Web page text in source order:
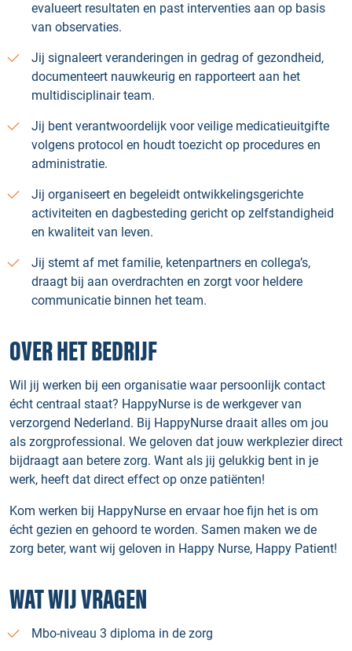
evalueert resultaten en past interventies aan op basis
van observaties.
Jij signaleert veranderingen in gedrag of gezondheid,
documenteert nauwkeurig en rapporteert aan het
multidisciplinair team.
Jij bent verantwoordelijk voor veilige medicatieuitgifte
volgens protocol en houdt toezicht op procedures en
administratie.
Jij organiseert en begeleidt ontwikkelingsgerichte
activiteiten en dagbesteding gericht op zelfstandigheid
en kwaliteit van leven.
Jij stemt af met familie, ketenpartners en collega’s,
draagt bij aan overdrachten en zorgt voor heldere
communicatie binnen het team.
OVER HET BEDRIJF
Wil jij werken bij een organisatie waar persoonlijk contact
écht centraal staat? HappyNurse is de werkgever van
verzorgend Nederland. Bij HappyNurse draait alles om jou
als zorgprofessional. We geloven dat jouw werkplezier direct
bijdraagt aan betere zorg. Want als jij gelukkig bent in je
werk, heeft dat direct effect op onze patiënten!
Kom werken bij HappyNurse en ervaar hoe fijn het is om
écht gezien en gehoord te worden. Samen maken we de
zorg beter, want wij geloven in Happy Nurse, Happy Patient!
WAT WIJ VRAGEN
Mbo-niveau 3 diploma in de zorg